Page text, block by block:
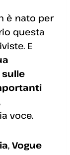
è nato per
questa
E
voce.
, Vogue